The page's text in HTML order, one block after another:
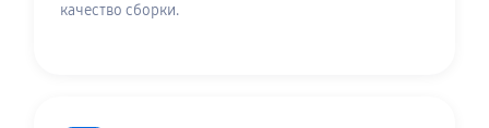
качество сборки.